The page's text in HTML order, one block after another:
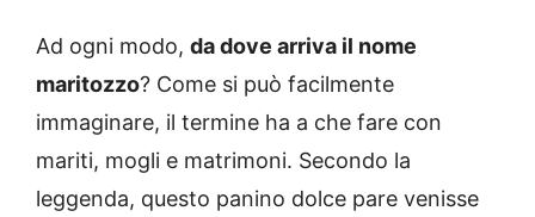
Ad ogni modo, da dove arriva il nome
maritozzo? Come si può facilmente
immaginare, il termine ha a che fare con
mariti, mogli e matrimoni. Secondo la
leggenda, questo panino dolce pare venisse